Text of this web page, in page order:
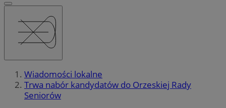
Wiadomości lokalne
Trwa nabór kandydatów do Orzeskiej Rady
Seniorów